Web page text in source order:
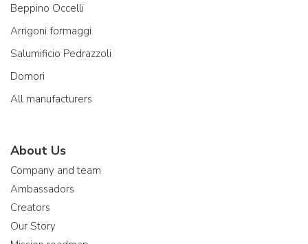
Beppino Occelli
Arrigoni formaggi
Salumificio Pedrazzoli
Domori
All manufacturers
About Us
Company and team
Ambassadors
Creators
Our Story